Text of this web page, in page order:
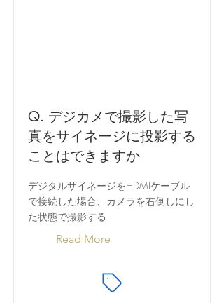
Q. デジカメで撮影した写
真をサイネージに投影する
ことはできますか
デジタルサイネージをHDMIケーブル
で接続した場合、カメラを右倒しにし
た状態で撮影する
Read More